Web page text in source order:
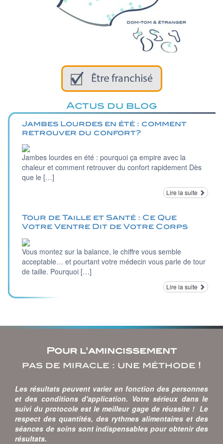
Actus du blog
Jambes Lourdes en été : comment
retrouver du confort?
Jambes lourdes en été : pourquoi ça empire avec la
chaleur et comment retrouver du confort rapidement Dès
que le […]
Lire la suite
Tour de Taille et Santé : Ce Que
Votre Ventre Dit de Votre Corps
Vous montez sur la balance, le chiffre vous semble
acceptable… et pourtant votre médecin vous parle de tour
de taille. Pourquoi […]
Lire la suite
Pour l'amincissement
pas de miracle : une méthode !
Les résultats peuvent varier en fonction des personnes
et des conditions d'application. Votre sérieux dans le
suivi du protocole est le meilleur gage de réussite ! Le
respect des quantités, des rythmes alimentaires et des
séances de soins sont indispensables pour obtenir des
résultats.